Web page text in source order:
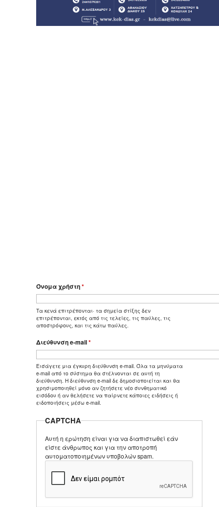
Όνομα χρήστη*
Τα κενά επιτρέπονται· τα σημεία στίξης δεν
επιτρέπονται, εκτός από τις τελείες, τις παύλες, τις
αποστρόφους, και τις κάτω παύλες.
Διεύθυνση e-mail*
Εισάγετε μια έγκυρη διεύθυνση e-mail. Όλα τα μηνύματα
e-mail από το σύστημα θα στέλνονται σε αυτή τη
διεύθυνση. Η διεύθυνση e-mail δε δημοσιοποιείται και θα
χρησιμοποιηθεί μόνο αν ζητήσετε νέο συνθηματικό
εισόδου ή αν θελήσετε να παίρνετε κάποιες ειδήσεις ή
ειδοποιήσεις μέσω e-mail.
CAPTCHA
Αυτή η ερώτηση είναι για να διαπιστωθεί εάν
είστε άνθρωπος και για την αποτροπή
αυτοματοποιημένων υποβολών spam.